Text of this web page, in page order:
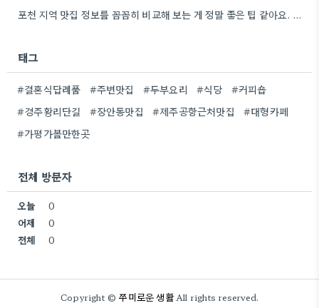
포천 지역 맛집 정보를 꼼꼼히 비교해 보는 게 정말 좋은 팁 같아요. 특히 커뮤니티 언급…
태그
#결혼식답례품 #주변맛집 #두부요리 #식당
#커피숍
#경주황리단길
#장안동맛집 #제주공항근처맛집
#대형카페
#가평가볼만한곳
전체 방문자
오늘
0
어제
0
전체
0
Copyright ©쭈미로운 생활All rights reserved.